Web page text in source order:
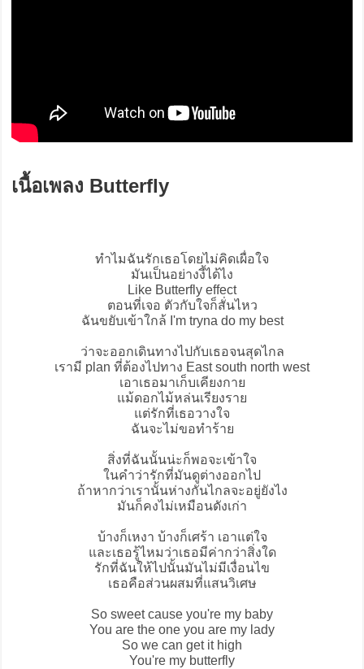
เนื้อเพลง Butterfly
ทำไมฉันรักเธอโดยไม่คิดเผื่อใจ
มันเป็นอย่างงี้ได้ไง
Like Butterfly effect
ตอนที่เจอ ตัวกับใจก็สั่นไหว
ฉันขยับเข้าใกล้ I'm tryna do my best
ว่าจะออกเดินทางไปกับเธอจนสุดไกล
เรามี plan ที่ต้องไปทาง East south north west
เอาเธอมาเก็บเคียงกาย
แม้ดอกไม้หล่นเรียงราย
แต่รักที่เธอวางใจ
ฉันจะไม่ขอทำร้าย
สิ่งที่ฉันนั้นน่ะก็พอจะเข้าใจ
ในคำว่ารักที่มันดูต่างออกไป
ถ้าหากว่าเรานั้นห่างกันไกลจะอยู่ยังไง
มันก็คงไม่เหมือนดังเก่า
บ้างก็เหงา บ้างก็เศร้า เอาแต่ใจ
และเธอรู้ไหมว่าเธอมีค่ากว่าสิ่งใด
รักที่ฉันให้ไปนั้นมันไม่มีเงื่อนไข
เธอคือส่วนผสมที่แสนวิเศษ
So sweet cause you're my baby
You are the one you are my lady
So we can get it high
You're my butterfly